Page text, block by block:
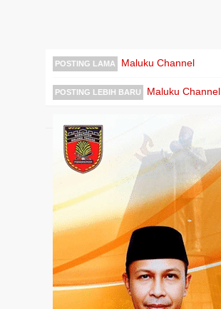
POSTING LAMA Maluku Channel
POSTING LEBIH BARU Maluku Channel